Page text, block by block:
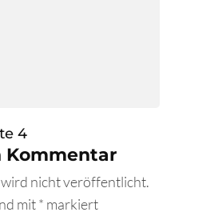
4
Kommentar
nicht veröffentlicht.
mit* markiert